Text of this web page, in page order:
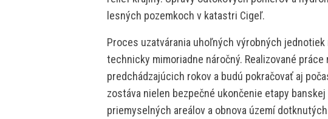
lesných pozemkoch v katastri Cigeľ.
Proces uzatvárania uhoľných výrobných
technicky mimoriadne náročný. Realizované práce
predchádzajúcich rokov a budú pokračovať aj
zostáva nielen bezpečné ukončenie etapy
priemyselných areálov a obnova území